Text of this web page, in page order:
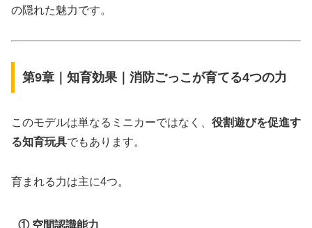
の隠れた魅力です。
第9章｜知育効果｜消防ごっこが育てる4つの力
このモデルは単なるミニカーではなく、 役割遊びを促進す
る知育玩具でもあります。
育まれる力は主に4つ。
① 空間認識能力